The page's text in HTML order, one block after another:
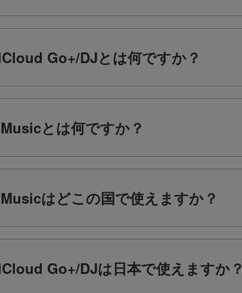
Go+/DJとは何ですか？
とは何ですか？
はどこの国で使えますか？
Go+/DJは日本で使えますか？